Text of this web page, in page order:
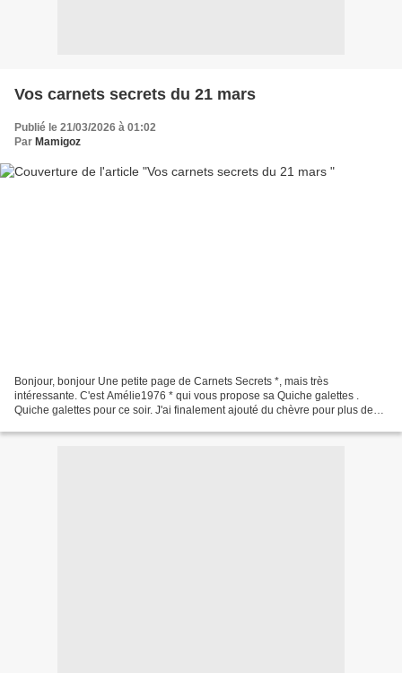
Vos carnets secrets du 21 mars
Publié le 21/03/2026 à 01:02
Par Mamigoz
Bonjour, bonjour Une petite page de Carnets Secrets *, mais très
intéressante. C'est Amélie1976 * qui vous propose sa Quiche galettes .
Quiche galettes pour ce soir. J'ai finalement ajouté du chèvre pour plus de